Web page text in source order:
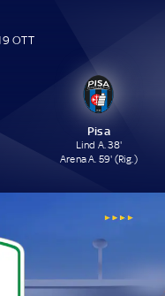
OTT
Pisa
Lind A. 38'
Arena A. 59' (Rig.)